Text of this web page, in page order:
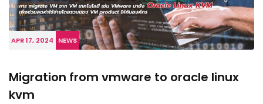
APR 17, 2024 NEWS
Migration from vmware to oracle linux
kvm